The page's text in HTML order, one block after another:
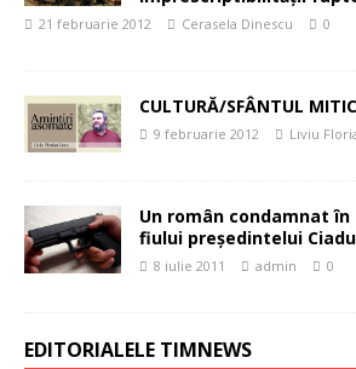
21 februarie 2012 Cerasela Dinescu 0
CULTURĂ/SFÂNTUL
9 februarie 2012 Liviu
Un român condamnat
fiului preşedintelui
8 iulie 2011 admin 0
EDITORIALELE TIMNEWS